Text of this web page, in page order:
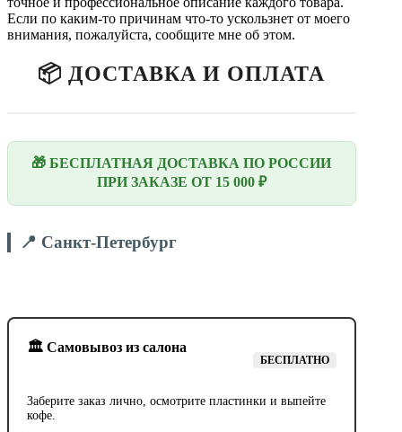
Если по каким-то причинам что-то ускользнет от моего
внимания, пожалуйста, сообщите мне об этом.
📦 ДОСТАВКА И ОПЛАТА
🎁 БЕСПЛАТНАЯ ДОСТАВКА ПО РОССИИ
ПРИ ЗАКАЗЕ ОТ 15 000 ₽
📍 Санкт-Петербург
🏛️ Самовывоз из салона
БЕСПЛАТНО
Заберите заказ лично, осмотрите пластинки и выпейте
кофе.